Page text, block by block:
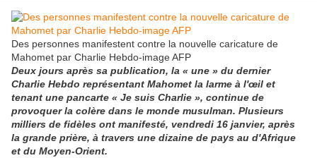
Des personnes manifestent contre la nouvelle caricature de
Mahomet par Charlie Hebdo-image AFP
Deux jours après sa publication, la « une » du dernier
Charlie Hebdo représentant Mahomet la larme à l'œil et
tenant une pancarte « Je suis Charlie », continue de
provoquer la colère dans le monde musulman. Plusieurs
milliers de fidèles ont manifesté, vendredi 16 janvier, après
la grande prière, à travers une dizaine de pays au d'Afrique
et du Moyen-Orient.